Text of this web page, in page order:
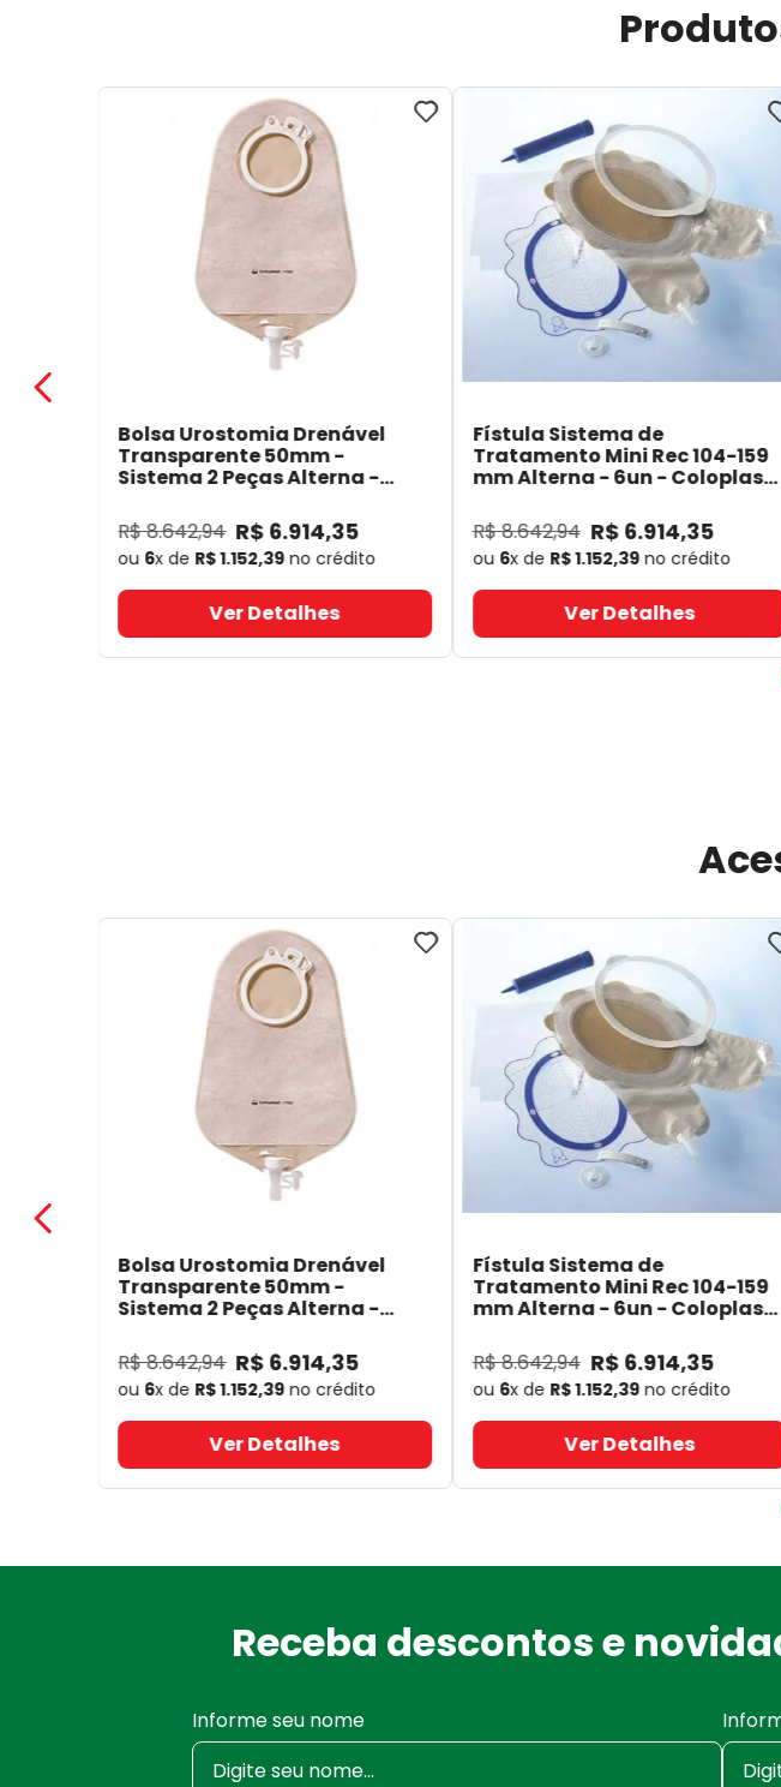
Bolsa Urostomia Drenável
Transparente 50mm -
Sistema 2 Peças Alterna -
R$8.642,94 R$ 6.914,35
ou 6x de R$1.152,39no crédito
Ver Detalhes
Fístula Sistema de
Tratamento Mini Rec 104-159
mm Alterna - 6un - Coloplast
R$8.642,94 R$ 6.914,35
ou 6x de R$1.152,39no crédito
Ver Detalhes
Bolsa Urostomia Drenável
Transparente 50mm -
Sistema 2 Peças Alterna -
R$8.642,94 R$ 6.914,35
ou 6x de R$1.152,39no crédito
Ver Detalhes
Fístula Sistema de
Tratamento Mini Rec 104-159
mm Alterna - 6un - Coloplast
R$8.642,94 R$ 6.914,35
ou 6x de R$1.152,39no crédito
Ver Detalhes
Receba descontos e
Informe seu nome